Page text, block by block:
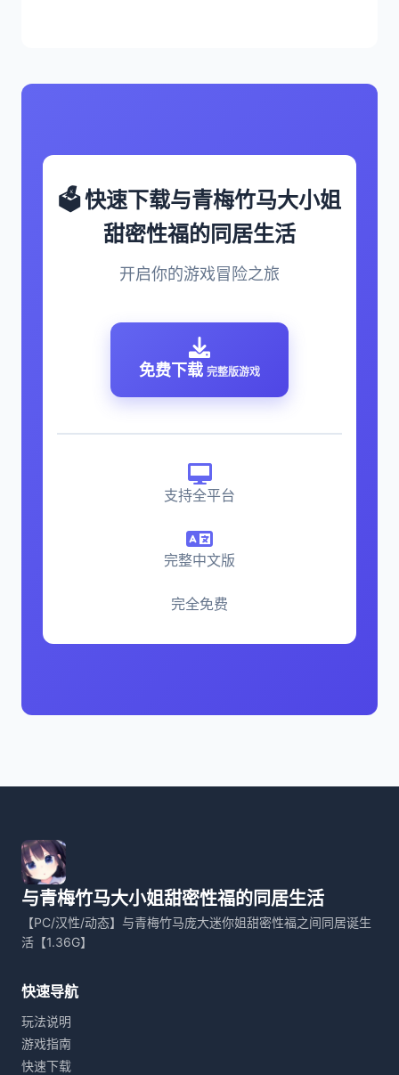
🗳️ 快速下载与青梅竹马大小姐
甜密性福的同居生活
开启你的游戏冒险之旅
免费下载 完整版游戏
支持全平台
完整中文版
完全免费
与青梅竹马大小姐甜密性福的同居生活
【PC/汉性/动态】与青梅竹马庞大迷你姐甜密性福之间同居诞生
活【1.36G】
快速导航
玩法说明
游戏指南
快速下载